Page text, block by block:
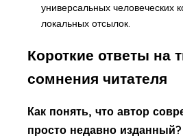
универсальных человеческих
локальных отсылок.
Короткие ответы на
сомнения читателя
Как понять, что автор
просто недавно изданный?